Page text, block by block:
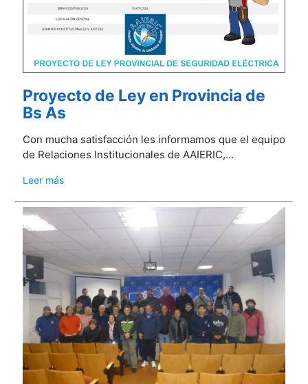
Proyecto de Ley en Provincia de
Bs As
Con mucha satisfacción les informamos que el equipo
de Relaciones Institucionales de AAIERIC,...
Leer más